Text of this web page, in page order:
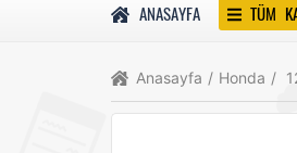
ANASAYFA TÜM
Anasayfa / Honda /